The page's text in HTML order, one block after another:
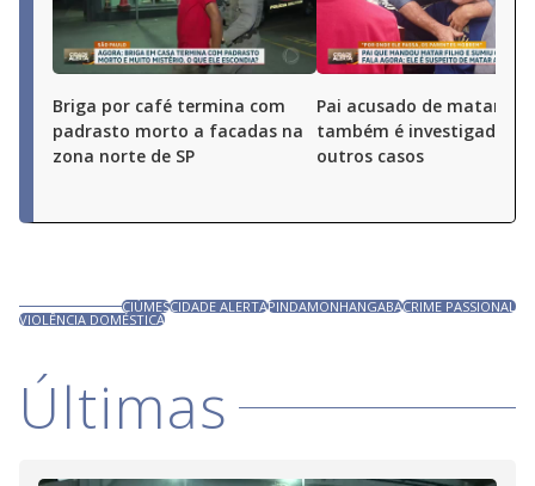
Briga por café termina com
padrasto morto a facadas na
zona norte de SP
Pai acusado de matar o
também é investigado
outros casos
CIÚMESCIDADE ALERTAPINDAMONHANGABACRIME PASSIONAL
VIOLÊNCIA DOMÉSTICA
Últimas